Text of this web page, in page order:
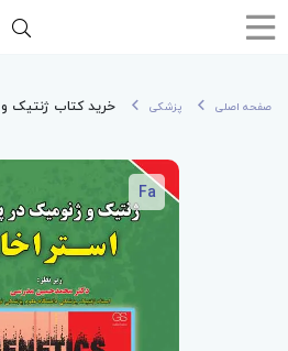
صفحه اصلی پزشکی خرید کتاب ژنتیک و
Fa